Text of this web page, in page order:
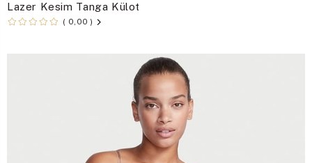
Lazer Kesim Tanga Külot
0,00